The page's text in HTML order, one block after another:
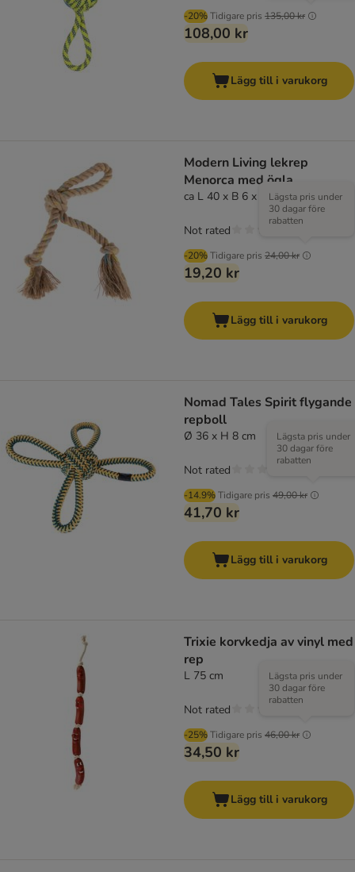
-20%Tidigare pris 135,00 kr
108,00 kr
Lägg till i varukorg
Modern Living lekrep
Menorca med ögla
ca L 40 x B 6 x H 6 cm
-20%Tidigare pris 24,00 kr
Lägsta pris under
30 dagar före
rabatten
19,20 kr
Not rated
Lägg till i varukorg
Nomad Tales Spirit flygande
repboll
Ø 36 x H 8 cm
-14.9%Tidigare pris 49,00 kr
Lägsta pris under
30 dagar före
rabatten
41,70 kr
Not rated
Lägg till i varukorg
Trixie korvkedja av vinyl med
rep
L 75 cm
-25%Tidigare pris 46,00 kr
Lägsta pris under
30 dagar före
rabatten
34,50 kr
Not rated
Lägg till i varukorg